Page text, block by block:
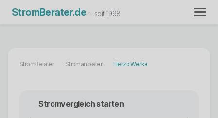
StromBerater.de— seit 1998
StromBerater Stromanbieter Herzo Werke
Stromvergleich starten